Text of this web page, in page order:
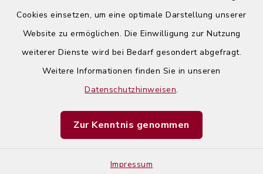
Cookies einsetzen, um eine optimale Darstellung unserer
Website zu ermöglichen. Die Einwilligung zur Nutzung
weiterer Dienste wird bei Bedarf gesondert abgefragt.
Weitere Informationen finden Sie in unseren
Datenschutzhinweisen.
Zur Kenntnis genommen
Impressum
Error
Failed to load assistant data
Refresh Page